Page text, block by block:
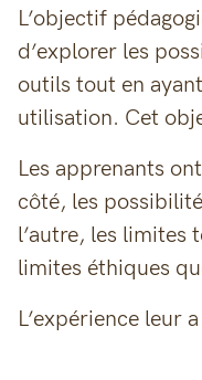
L’objectif
d’explorer les
outils tout en
utilisation. Cet
Les apprenants
côté, les
l’autre, les limites
limites éthiques
L’expérience leur